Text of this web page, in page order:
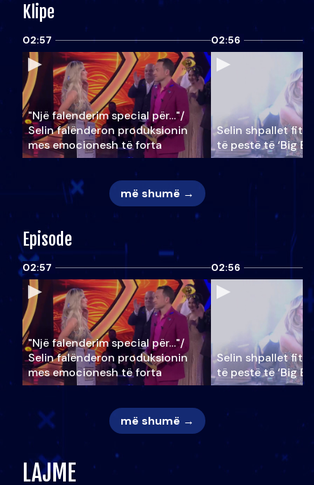
Klipe
02:57
"Një falenderim special për…"/
Selin falënderon produksionin
mes emocionesh të forta
02:56
Selin shpallet
të pestë të ‘Big
më shumë →
Episode
02:57
"Një falenderim special për…"/
Selin falënderon produksionin
mes emocionesh të forta
02:56
Selin shpallet
të pestë të ‘Big
më shumë →
LAJME